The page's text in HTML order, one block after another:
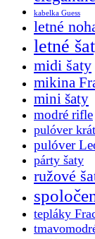
kabelka Guess
letné
letné
midi šaty
mikina
mini šaty
modré rifle
pulóver
pulóver
párty šaty
ružové
tepláky